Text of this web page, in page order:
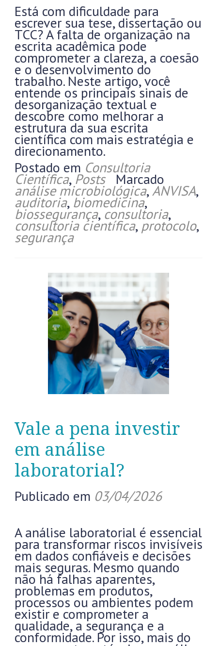
Está com dificuldade para
escrever sua tese, dissertação ou
TCC? A falta de organização na
escrita acadêmica pode
comprometer a clareza, a coesão
e o desenvolvimento do
trabalho. Neste artigo, você
entende os principais sinais de
desorganização textual e
descobre como melhorar a
estrutura da sua escrita
científica com mais estratégia e
direcionamento.
Postado em Consultoria
Científica, Posts Marcado
análise microbiológica,ANVISA,
auditoria, biomedicina,
biossegurança, consultoria,
consultoria científica,protocolo,
segurança
Vale a pena investir
em análise
laboratorial?
Publicado em 03/04/2026
A análise laboratorial é essencial
para transformar riscos invisíveis
em dados confiáveis e decisões
mais seguras. Mesmo quando
não há falhas aparentes,
problemas em produtos,
processos ou ambientes podem
existir e comprometer a
qualidade, a segurança e a
conformidade. Por isso, mais do